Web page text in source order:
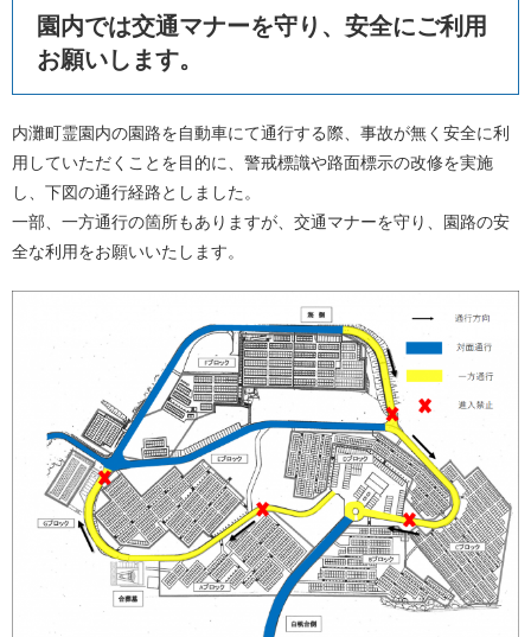
園内では交通マナーを守り、安全にご利用
お願いします。
内灘町霊園内の園路を自動車にて通行する際、事故が無く安全に利
用していただくことを目的に、警戒標識や路面標示の改修を実施
し、下図の通行経路としました。
一部、一方通行の箇所もありますが、交通マナーを守り、園路の安
全な利用をお願いいたします。